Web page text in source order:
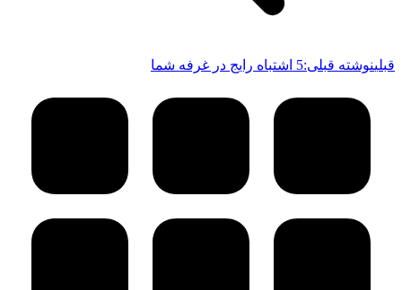
قبلینوشته قبلی:5 اشتباه رایج در غرفه شما